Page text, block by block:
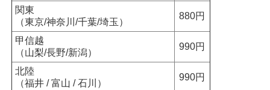
関東
（東京/神奈川/千葉/埼玉）
880円
甲信越
（山梨/長野/新潟）
990円
北陸
（福井 / 富山 / 石川）
990円